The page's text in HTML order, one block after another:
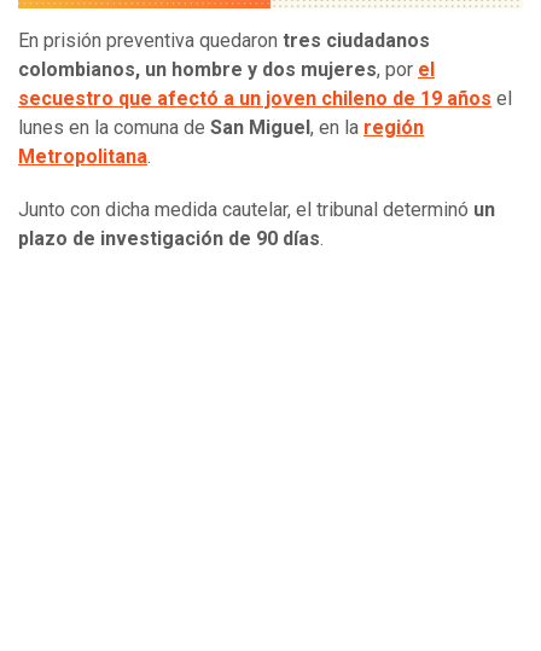
En prisión preventiva quedaron tres ciudadanos
colombianos, un hombre y dos mujeres, por el
secuestro que afectó a un joven chileno de 19 años el
lunes en la comuna de San Miguel, en la región
Metropolitana.
Junto con dicha medida cautelar, el tribunal determinó un
plazo de investigación de 90 días.